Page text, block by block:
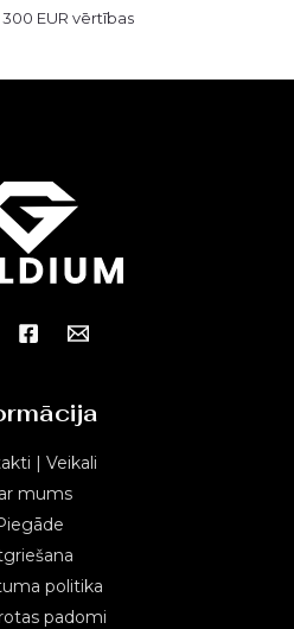
EUR vērtības
| Veikali
mums
politika
padomi